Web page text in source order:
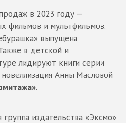
в 2023 году —
фильмов и мультфильмов.
выпущена
в детской и
лидируют книги серии
Анны Масловой
.
издательства «Эксмо»